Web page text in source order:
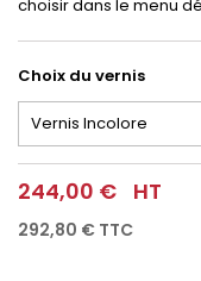
choisir dans le menu
Choix du vernis
244,00 € HT
292,80 € TTC